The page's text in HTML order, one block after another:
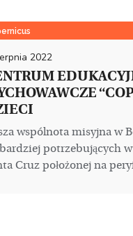
2022
wspólnota misyjna w
potrzebujących
Cruz położonej na